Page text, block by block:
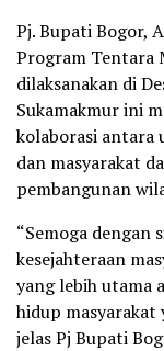
Pj. Bupati Bogor,
Program Tentara
dilaksanakan di
Sukamakmur ini
kolaborasi antara
dan masyarakat
pembangunan
“Semoga
kesejahteraan
yang lebih utama
hidup masyarakat
jelas Pj Bupati